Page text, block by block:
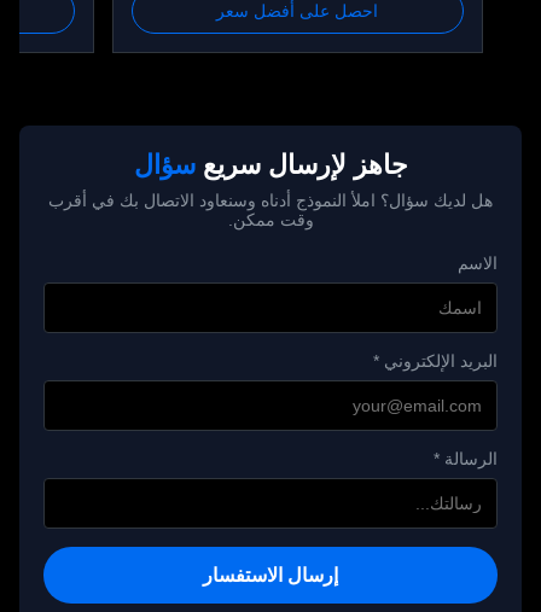
احصل على أفضل سعر في الدقيقة، OD46 ملم
جاهز لإرسال سريعسؤال
هل لديك سؤال؟ املأ النموذج أدناه وسنعاود الاتصال بك في أقرب
وقت ممكن.
البريد الإلكتروني *
الرسالة *
إرسال الاستفسار